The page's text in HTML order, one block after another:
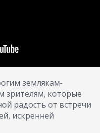
землякам-
зрителям, которые
радость от встречи
искренней